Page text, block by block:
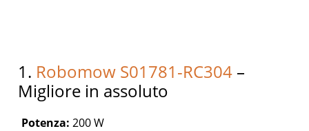
1. Robomow S01781-RC304 –
Migliore in assoluto
Potenza: 200 W